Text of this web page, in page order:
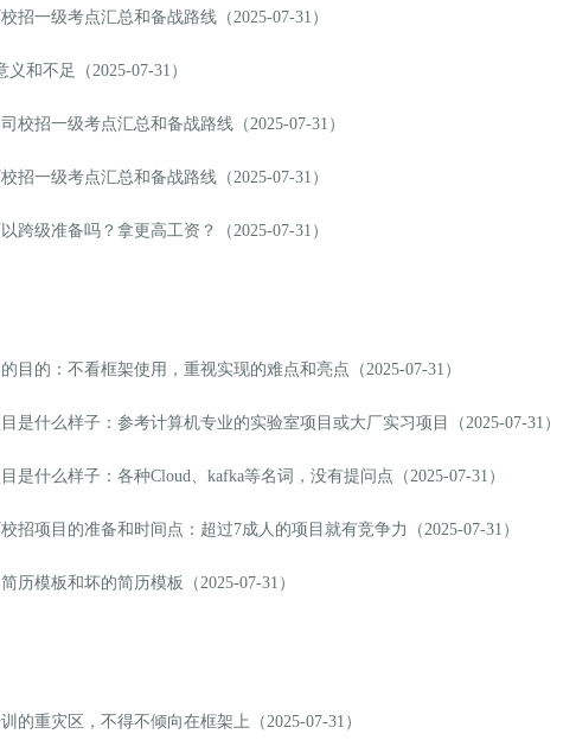
招一级考点汇总和备战路线（2025-07-31）
义和不足（2025-07-31）
校招一级考点汇总和备战路线（2025-07-31）
招一级考点汇总和备战路线（2025-07-31）
跨级准备吗？拿更高工资？（2025-07-31）
目的：不看框架使用，重视实现的难点和亮点（2025-07-31）
是什么样子：参考计算机专业的实验室项目或大厂实习项目（2025-07-31）
是什么样子：各种Cloud、kafka等名词，没有提问点（2025-07-31）
校招项目的准备和时间点：超过7成人的项目就有竞争力（2025-07-31）
历模板和坏的简历模板（2025-07-31）
的重灾区，不得不倾向在框架上（2025-07-31）